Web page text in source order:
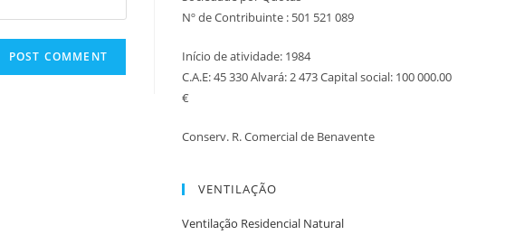
Nº de Contribuinte : 501 521 089
Início de atividade: 1984
C.A.E: 45 330 Alvará: 2 473 Capital social: 100 000.00
€
Conserv. R. Comercial de Benavente
VENTILAÇÃO
Ventilação Residencial Natural